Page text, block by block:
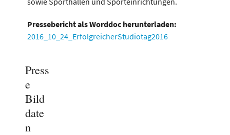
Pressebericht als Worddoc herunterladen:
2016_10_24_ErfolgreicherStudiotag2016
Press
e
Bild
date
n